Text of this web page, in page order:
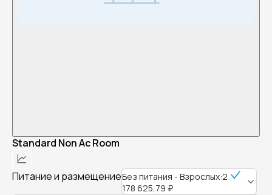
Standard Non Ac Room
Питание и размещениеБез питания - Взрослых:2
178 625,79 ₽